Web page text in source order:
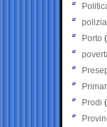
polizia
Porto
Prodi